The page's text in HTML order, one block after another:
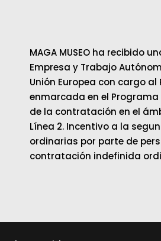
MAGA MUSEO ha recibido
Empresa y Trabajo
Unión Europea con cargo al
enmarcada en el
de la contratación en el
Línea 2. Incentivo a la
ordinarias por parte de
contratación indefinida